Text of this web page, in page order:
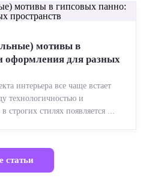
мотивы в
оформления для разных
интерьера все чаще встает
технологичностью и
строгих стилях появляется ...
статьи